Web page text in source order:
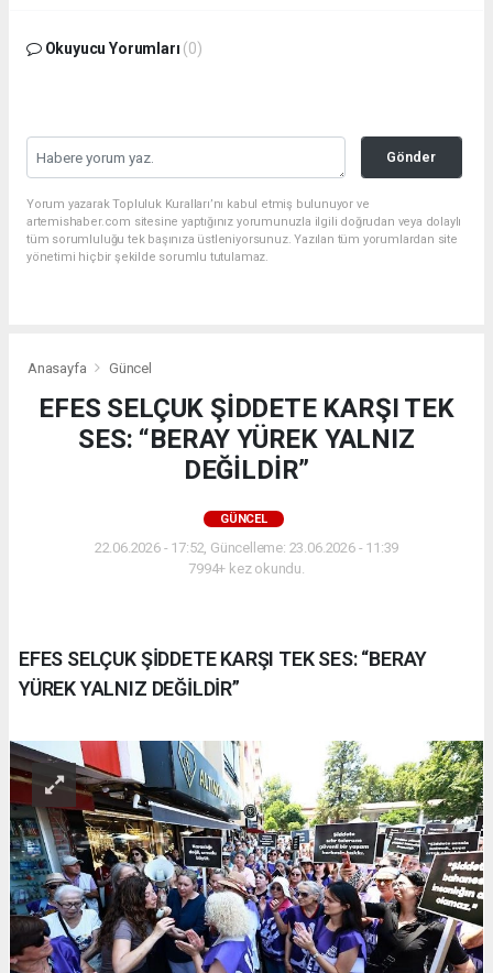
Okuyucu Yorumları (0)
Gönder
Yorum yazarak Topluluk Kuralları’nı kabul etmiş bulunuyor ve
artemishaber.com sitesine yaptığınız yorumunuzla ilgili doğrudan veya dolaylı
tüm sorumluluğu tek başınıza üstleniyorsunuz. Yazılan tüm yorumlardan site
yönetimi hiçbir şekilde sorumlu tutulamaz.
Anasayfa Güncel
EFES SELÇUK ŞİDDETE KARŞI TEK
SES: “BERAY YÜREK YALNIZ
DEĞİLDİR”
GÜNCEL
22.06.2026 - 17:52, Güncelleme: 23.06.2026 - 11:39
7994+ kez okundu.
EFES SELÇUK ŞİDDETE KARŞI TEK SES: “BERAY
YÜREK YALNIZ DEĞİLDİR”